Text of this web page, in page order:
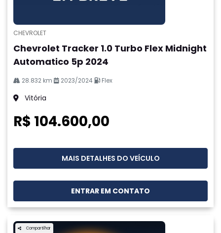
CHEVROLET
Chevrolet Tracker 1.0 Turbo Flex Midnight
Automatico 5p 2024
28.832 km 2023/2024 Flex
Vitória
R$ 104.600,00
MAIS DETALHES DO VEÍCULO
ENTRAR EM CONTATO
Compartilhar